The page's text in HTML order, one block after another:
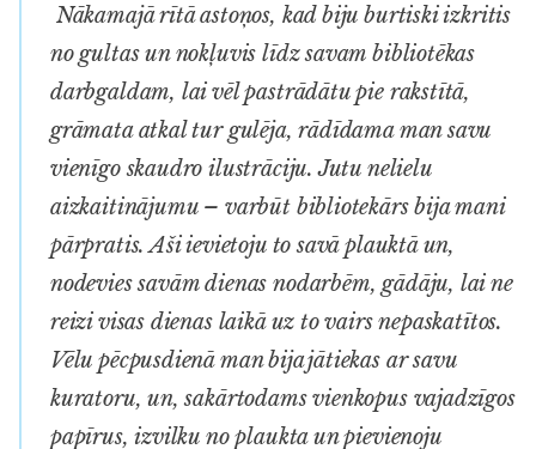
Nākamajā rītā astoņos, kad biju burtiski izkritis
no gultas un nokļuvis līdz savam bibliotēkas
darbgaldam, lai vēl pastrādātu pie rakstītā,
grāmata atkal tur gulēja, rādīdama man savu
vienīgo skaudro ilustrāciju. Jutu nelielu
aizkaitinājumu – varbūt bibliotekārs bija mani
pārpratis. Aši ievietoju to savā plauktā un,
nodevies savām dienas nodarbēm, gādāju, lai ne
reizi visas dienas laikā uz to vairs nepaskatītos.
Vēlu pēcpusdienā man bija jātiekas ar savu
kuratoru, un, sakārtodams vienkopus vajadzīgos
papīrus, izvilku no plaukta un pievienoju